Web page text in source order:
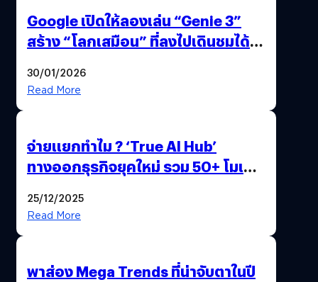
Google เปิดให้ลองเล่น “Genie 3”
สร้าง “โลกเสมือน” ที่ลงไปเดินชมได้
30/01/2026
Read More
จ่ายแยกทำไม ? ‘True AI Hub’
ทางออกธุรกิจยุคใหม่ รวม 50+ โมเดล
25/12/2025
Read More
พาส่อง Mega Trends ที่น่าจับตาในปี